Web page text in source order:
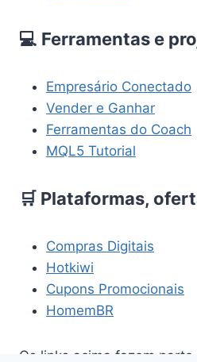
💻 Ferramentas e
Empresário Conectado
Vender e Ganhar
Ferramentas do Coach
MQL5 Tutorial
🛒 Plataformas,
Compras Digitais
Hotkiwi
Cupons Promocionais
HomemBR
Os links acima fazem